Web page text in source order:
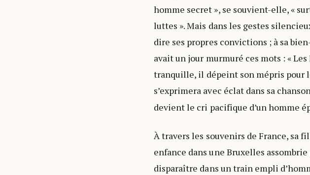
homme secret », se souvient-elle, «
luttes ». Mais dans les gestes
dire ses propres convictions ; à sa
avait un jour murmuré ces mots : «
tranquille, il dépeint son mépris pour
s’exprimera avec éclat dans sa
devient le cri pacifique d’un homme
À travers les souvenirs de France, sa
enfance dans une Bruxelles
disparaître dans un train empli